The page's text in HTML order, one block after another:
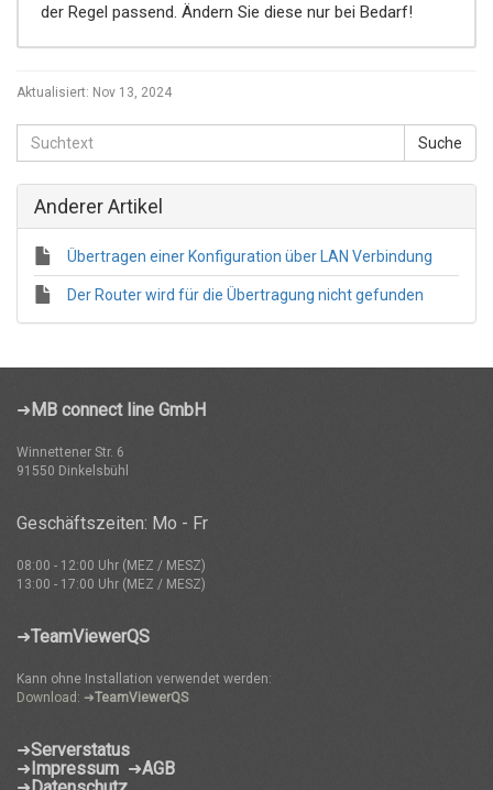
der Regel passend. Ändern Sie diese nur bei Bedarf!
Aktualisiert: Nov 13, 2024
Anderer Artikel
Übertragen einer Konfiguration über LAN Verbindung
Der Router wird für die Übertragung nicht gefunden
➜ MB connect line GmbH
Winnettener Str. 6
91550 Dinkelsbühl
Geschäftszeiten: Mo - Fr
08:00 - 12:00 Uhr (MEZ / MESZ)
13:00 - 17:00 Uhr (MEZ / MESZ)
➜TeamViewerQS
Kann ohne Installation verwendet werden:
Download: ➜TeamViewerQS
➜Serverstatus
➜Impressum ➜AGB